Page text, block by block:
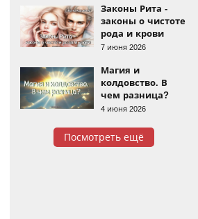
Законы Рита -
законы о чистоте
рода и крови
7 июня 2026
Магия и
колдовство. В
чем разница?
4 июня 2026
Посмотреть ещё